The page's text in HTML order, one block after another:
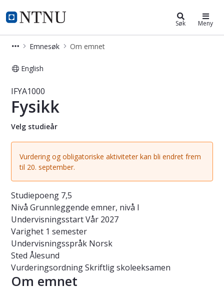
NTNU Hjemmeside
Studier Søk Meny
Emnesøk Om emnet
English
Emne - Fysikk - IFYA1000
IFYA1000
Fysikk
Velg studieår
Vurdering og obligatoriske aktiviteter kan bli endret frem
til 20. september.
Studiepoeng 7,5
Nivå Grunnleggende emner, nivå I
UndervisningsstartVår 2027
Varighet 1 semester
Undervisningsspråk Norsk
Sted Ålesund
VurderingsordningSkriftlig skoleeksamen
Om emnet